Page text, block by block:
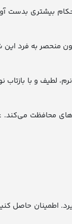
بیشتری بدست
به فرد این
لطیف و با
محافظت
اطمینان حاصل